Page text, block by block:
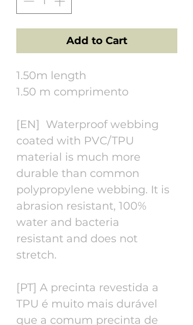
Add to Cart
1.50m length
1.50 m comprimento
[EN] Waterproof webbing
coated with PVC/TPU
material is much more
durable than common
polypropylene webbing. It is
abrasion resistant, 100%
water and bacteria
resistant and does not
stretch.
[PT] A precinta revestida a
TPU é muito mais durável
que a comum precinta de